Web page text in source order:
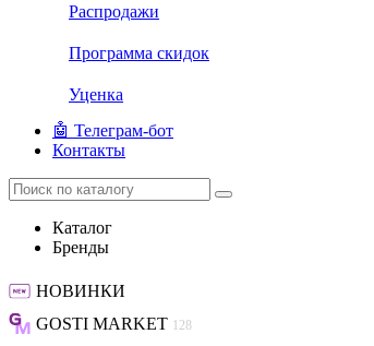
Распродажи
Программа скидок
Уценка
🤖 Телеграм-бот
Контакты
Каталог
Бренды
НОВИНКИ
GOSTI MARKET 128